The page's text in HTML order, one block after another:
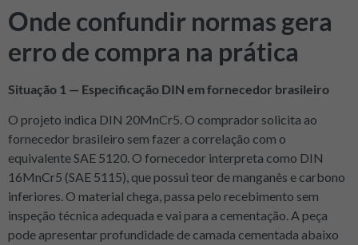
Onde confundir normas gera
erro de compra na prática
Situação 1 — Especificação DIN em fornecedor brasileiro
O projeto indica DIN 20MnCr5. O comprador solicita ao
fornecedor brasileiro sem fazer a correlação com o
equivalente SAE 5120. O fornecedor interpreta como DIN
16MnCr5 (SAE 5115), que possui teor de manganês e carbono
inferiores. O material chega, passa pelo recebimento sem
inspeção técnica adequada e vai para a cementação. A peça
pode apresentar profundidade de camada cementada abaixo